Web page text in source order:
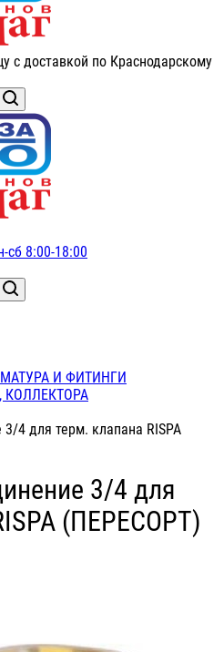
с доставкой по Краснодарскому
сб 8:00-18:00
И ФИТИНГИ
КОЛЛЕКТОРА
4 для терм. клапана RISPA
3/4 для
(ПЕРЕСОРТ)